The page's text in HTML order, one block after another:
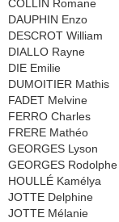
COLLIN Romane
DAUPHIN Enzo
DESCROT William
DIALLO Rayne
DIE Emilie
DUMOITIER Mathis
FADET Melvine
FERRO Charles
FRERE Mathéo
GEORGES Lyson
GEORGES Rodolphe
HOULLÉ Kamélya
JOTTE Delphine
JOTTE Mélanie